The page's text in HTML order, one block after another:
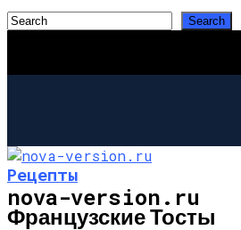
nova-version.ru
Рецепты
Французские Тосты